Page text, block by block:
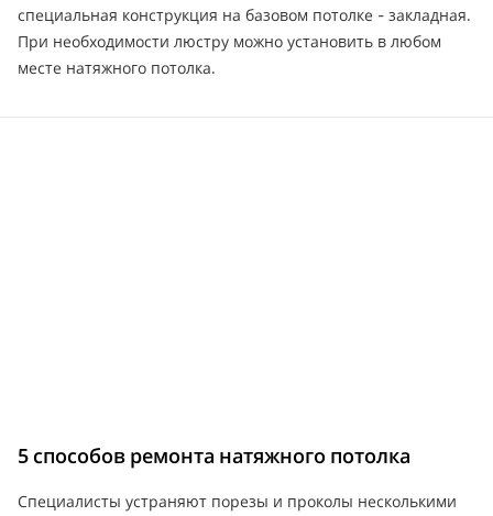
специальная конструкция на базовом потолке - закладная.
При необходимости люстру можно установить в любом
месте натяжного потолка.
5 способов ремонта натяжного потолка
Специалисты устраняют порезы и проколы несколькими